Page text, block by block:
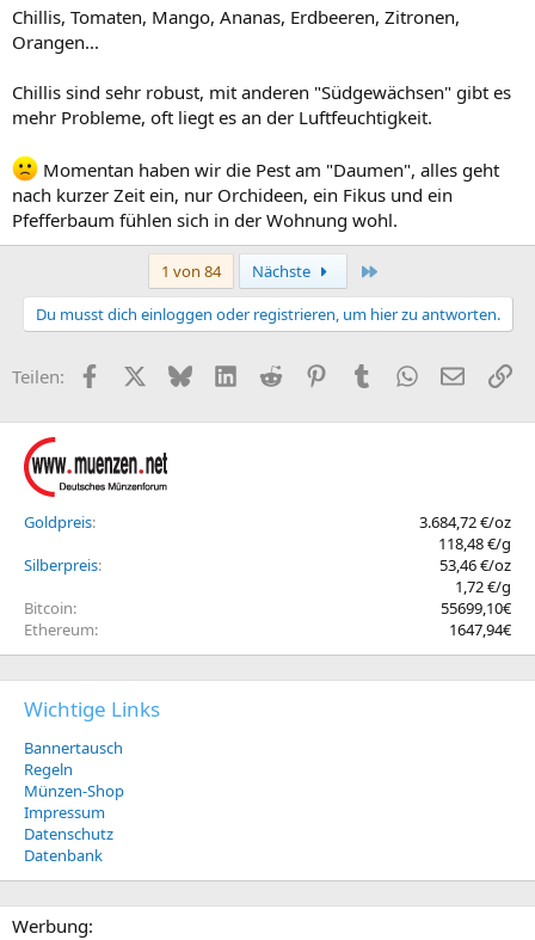
Chillis, Tomaten, Mango, Ananas, Erdbeeren, Zitronen,
Orangen...
Chillis sind sehr robust, mit anderen "Südgewächsen" gibt es
mehr Probleme, oft liegt es an der Luftfeuchtigkeit.
Momentan haben wir die Pest am "Daumen", alles geht
nach kurzer Zeit ein, nur Orchideen, ein Fikus und ein
Pfefferbaum fühlen sich in der Wohnung wohl.
1 von 84 Nächste
Du musst dich einloggen oder registrieren, um hier zu antworten.
Teilen: FacebookX (Twitter)
BlueskyLinkedIn
Reddit PinterestTumblr WhatsApp
E-Mail
Goldpreis
3.684,72 €/oz
118,48 €/g
Silberpreis
53,46 €/oz
1,72 €/g
Bitcoin
55699,10€
Ethereum
1647,94€
Wichtige Links
Bannertausch
Regeln
Münzen-Shop
Impressum
Datenschutz
Datenbank
Werbung: